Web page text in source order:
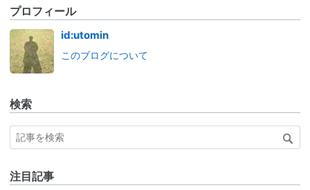
プロフィール
id:utomin
このブログについて
検索
注目記事